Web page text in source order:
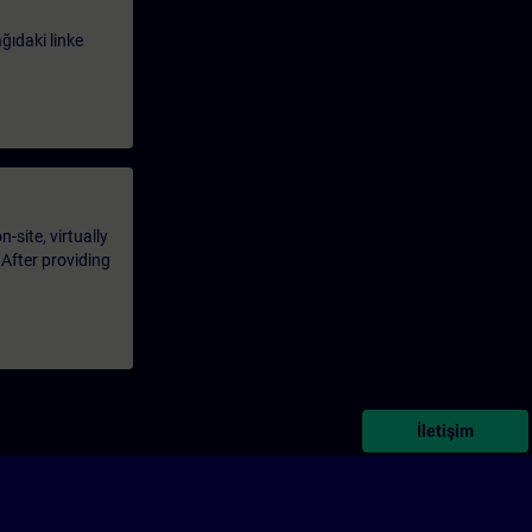
linke
site, virtually
providing
İletişim